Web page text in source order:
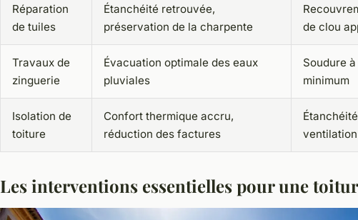
Réparation
de tuiles
Étanchéité retrouvée,
préservation de la charpente
de clou
Travaux de
zinguerie
Évacuation optimale des eaux
pluviales
Soudure
minimum
Isolation de
toiture
Confort thermique accru,
réduction des factures
Les interventions essentielles pour une